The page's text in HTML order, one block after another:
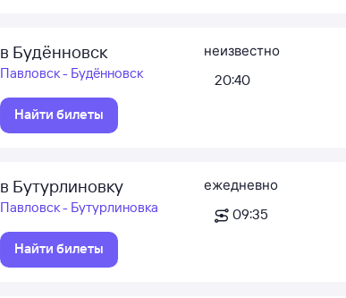
в Будённовск
Павловск - Будённовск
Найти билеты
неизвестно
20:40
в Бутурлиновку
Павловск - Бутурлиновка
Найти билеты
ежедневно
09:35